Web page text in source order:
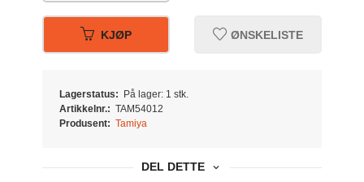
KJØP ØNSKELISTE
Lagerstatus:
På lager: 1 stk.
Artikkelnr.: TAM54012
Produsent: Tamiya
DEL DETTE